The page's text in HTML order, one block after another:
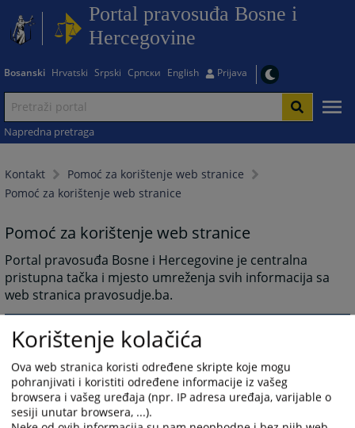
Portal pravosuđa Bosne i
Hercegovine
Bosanski Hrvatski Srpski Српски English Prijava
Napredna pretraga
Kontakt
Pomoć za korištenje web stranice
Pomoć za korištenje web stranice
Pomoć za korištenje web stranice
Portal pravosuđa Bosne i Hercegovine je centralna
pristupna tačka i mjesto umreženja svih informacija sa
web stranica pravosudje.ba.
Korištenje kolačića
Ova web stranica koristi određene skripte koje mogu
pohranjivati i koristiti određene informacije iz vašeg
browsera i vašeg uređaja (npr. IP adresa uređaja, varijable o
sesiji unutar browsera, ...).